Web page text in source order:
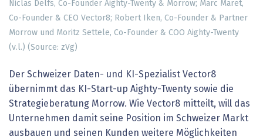
Niclas Delfs, Co-Founder Aighty-Twenty & Morrow; Marc Maret,
Co-Founder & CEO Vector8; Robert Iken, Co-Founder & Partner
Morrow und Moritz Settele, Co-Founder & COO Aighty-Twenty
(v.l.) (Source: zVg)
Der Schweizer Daten- und KI-Spezialist Vector8
übernimmt das KI-Start-up Aighty-Twenty sowie die
Strategieberatung Morrow. Wie Vector8 mitteilt, will das
Unternehmen damit seine Position im Schweizer Markt
ausbauen und seinen Kunden weitere Möglichkeiten